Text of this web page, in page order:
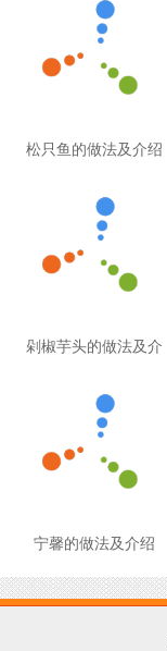
松只鱼的做法及介绍
剁椒芋头的做法及介
宁馨的做法及介绍